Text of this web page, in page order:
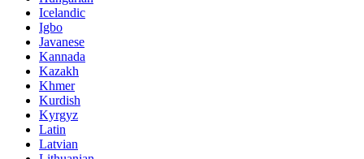
Icelandic
Igbo
Javanese
Kannada
Kazakh
Khmer
Kurdish
Kyrgyz
Latin
Latvian